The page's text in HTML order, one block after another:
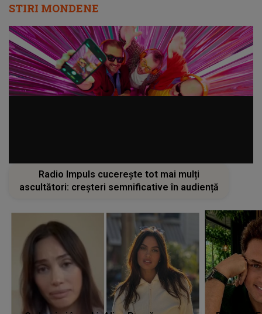
STIRI MONDENE
Radio Impuls cucerește tot mai mulți
ascultători: creșteri semnificative în audiență